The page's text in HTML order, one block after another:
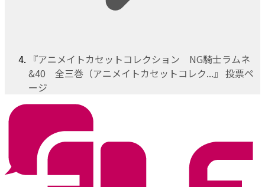
『アニメイトカセットコレクション NG騎士ラムネ
&40 全三巻（アニメイトカセットコレク...』 投票ペ
ージ